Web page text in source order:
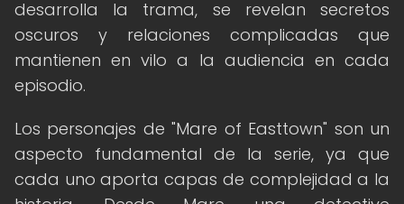
desarrolla la trama, se revelan secretos
oscuros y relaciones complicadas que
mantienen en vilo a la audiencia en cada
episodio.
Los personajes de "Mare of Easttown" son un
aspecto fundamental de la serie, ya que
cada uno aporta capas de complejidad a la